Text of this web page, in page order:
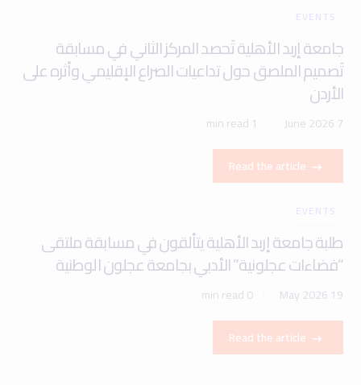
EVENTS
جامعة إربد الأهلية تَحصد المركز الثاني في مسابقة
تَصميم الملصق حول تداعيات الصراع الإقليمي وأثره على
الأردن
7 June 2026
1 min read
Read the article
EVENTS
طلبة جامعة إربد الأهلية يتألقون في مسابقة ملتقى
“فضاءات عجلونية” الأدبي بجامعة عجلون الوطنية
19 May 2026
0 min read
Read the article